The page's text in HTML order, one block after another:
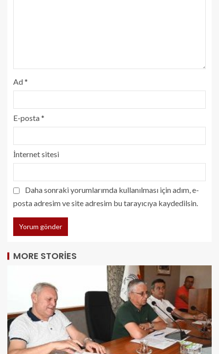
Ad*
E-posta*
İnternet sitesi
Daha sonraki yorumlarımda kullanılması için adım, e-
posta adresim ve site adresim bu tarayıcıya kaydedilsin.
MORE STORIES